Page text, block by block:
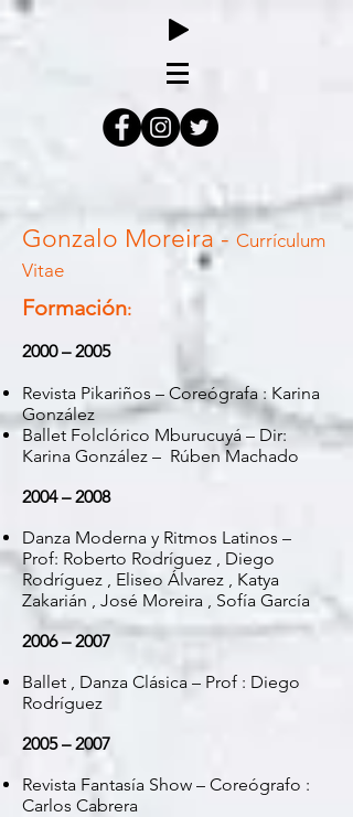
Gonzalo Moreira - Currículum
Vitae
Formación:
2000 – 2005
Revista Pikariños – Coreógrafa : Karina
González
Ballet Folclórico Mburucuyá – Dir:
Karina González – Rúben Machado
2004 – 2008
Danza Moderna y Ritmos Latinos –
Prof: Roberto Rodríguez , Diego
Rodríguez , Eliseo Álvarez , Katya
Zakarián , José Moreira , Sofía García
2006 – 2007
Ballet , Danza Clásica – Prof : Diego
Rodríguez
2005 – 2007
Revista Fantasía Show – Coreógrafo :
Carlos Cabrera